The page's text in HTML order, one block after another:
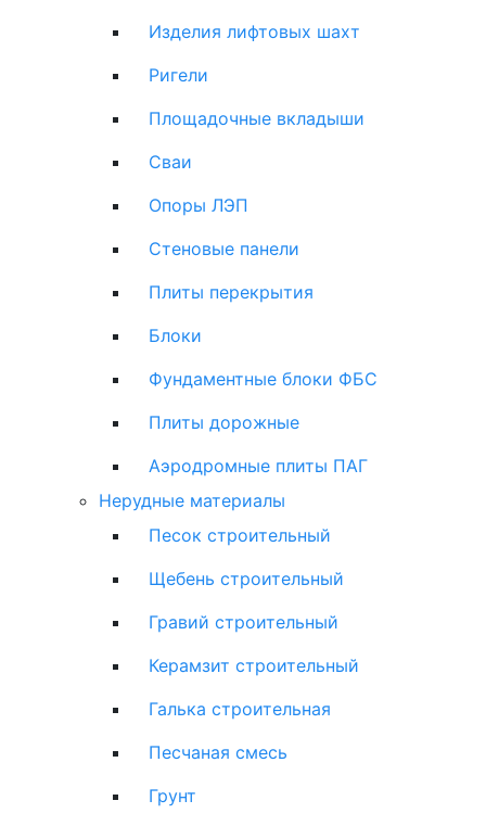
Изделия лифтовых шахт
Ригели
Площадочные вкладыши
Сваи
Опоры ЛЭП
Стеновые панели
Плиты перекрытия
Блоки
Фундаментные блоки ФБС
Плиты дорожные
Аэродромные плиты ПАГ
Нерудные материалы
Песок строительный
Щебень строительный
Гравий строительный
Керамзит строительный
Галька строительная
Песчаная смесь
Грунт